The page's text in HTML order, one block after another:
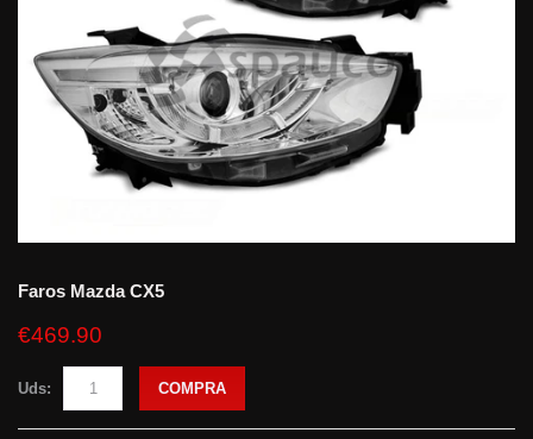
Faros Mazda CX5
€469.90
Uds: COMPRA